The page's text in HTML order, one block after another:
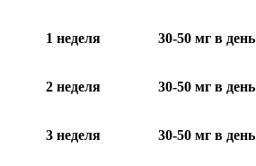
1 неделя 30-50 мг в день
2 неделя 30-50 мг в день
3 неделя 30-50 мг в день